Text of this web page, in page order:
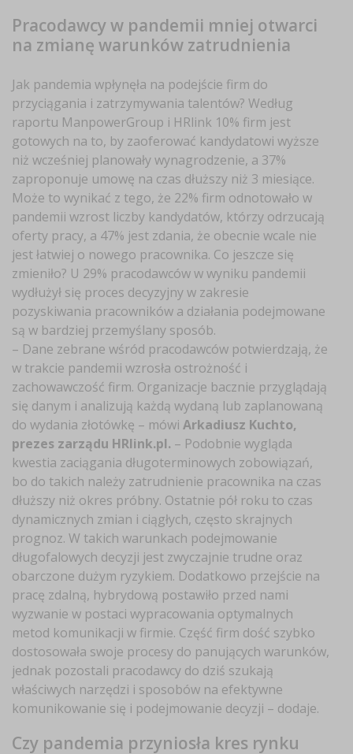
Pracodawcy w pandemii mniej otwarci
na zmianę warunków zatrudnienia
Jak pandemia wpłynęła na podejście firm do
przyciągania i zatrzymywania talentów? Według
raportu ManpowerGroup i HRlink 10% firm jest
gotowych na to, by zaoferować kandydatowi wyższe
niż wcześniej planowały wynagrodzenie, a 37%
zaproponuje umowę na czas dłuższy niż 3 miesiące.
Może to wynikać z tego, że 22% firm odnotowało w
pandemii wzrost liczby kandydatów, którzy odrzucają
oferty pracy, a 47% jest zdania, że obecnie wcale nie
jest łatwiej o nowego pracownika. Co jeszcze się
zmieniło? U 29% pracodawców w wyniku pandemii
wydłużył się proces decyzyjny w zakresie
pozyskiwania pracowników a działania podejmowane
są w bardziej przemyślany sposób.
– Dane zebrane wśród pracodawców potwierdzają, że
w trakcie pandemii wzrosła ostrożność i
zachowawczość firm. Organizacje bacznie przyglądają
się danym i analizują każdą wydaną lub zaplanowaną
do wydania złotówkę – mówi Arkadiusz Kuchto,
prezes zarządu HRlink.pl. – Podobnie wygląda
kwestia zaciągania długoterminowych zobowiązań,
bo do takich należy zatrudnienie pracownika na czas
dłuższy niż okres próbny. Ostatnie pół roku to czas
dynamicznych zmian i ciągłych, często skrajnych
prognoz. W takich warunkach podejmowanie
długofalowych decyzji jest zwyczajnie trudne oraz
obarczone dużym ryzykiem. Dodatkowo przejście na
pracę zdalną, hybrydową postawiło przed nami
wyzwanie w postaci wypracowania optymalnych
metod komunikacji w firmie. Część firm dość szybko
dostosowała swoje procesy do panujących warunków,
jednak pozostali pracodawcy do dziś szukają
właściwych narzędzi i sposobów na efektywne
komunikowanie się i podejmowanie decyzji – dodaje.
Czy pandemia przyniosła kres rynku